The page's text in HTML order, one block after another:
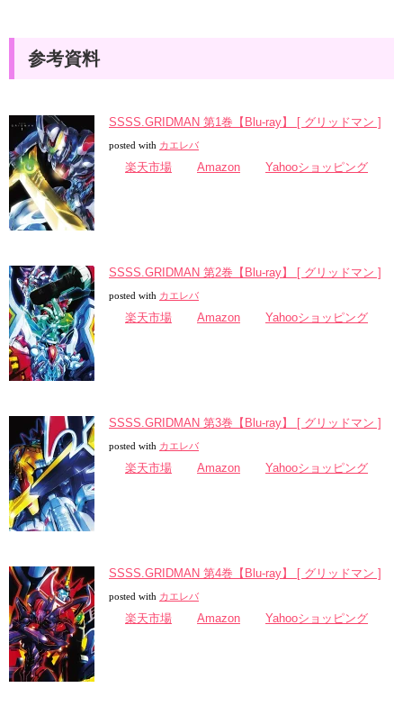
参考資料
SSSS.GRIDMAN 第1巻【Blu-ray】 [ グリッドマン ]
posted with カエレバ
楽天市場 Amazon Yahooショッピング
SSSS.GRIDMAN 第2巻【Blu-ray】 [ グリッドマン ]
posted with カエレバ
楽天市場 Amazon Yahooショッピング
SSSS.GRIDMAN 第3巻【Blu-ray】 [ グリッドマン ]
posted with カエレバ
楽天市場 Amazon Yahooショッピング
SSSS.GRIDMAN 第4巻【Blu-ray】 [ グリッドマン ]
posted with カエレバ
楽天市場 Amazon Yahooショッピング